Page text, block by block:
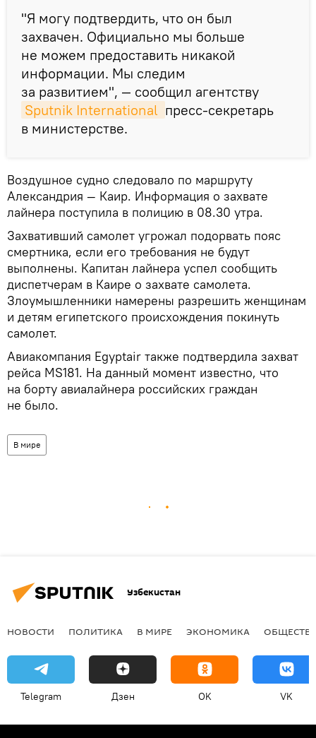
"Я могу подтвердить, что он был
захвачен. Официально мы больше
не можем предоставить никакой
информации. Мы следим
за развитием", — сообщил агентству
Sputnik International пресс-секретарь
в министерстве.
Воздушное судно следовало по маршруту
Александрия — Каир. Информация о захвате
лайнера поступила в полицию в 08.30 утра.
Захвативший самолет угрожал подорвать пояс
смертника, если его требования не будут
выполнены. Капитан лайнера успел сообщить
диспетчерам в Каире о захвате самолета.
Злоумышленники намерены разрешить женщинам
и детям египетского происхождения покинуть
самолет.
Авиакомпания Egyptair также подтвердила захват
рейса MS181. На данный момент известно, что
на борту авиалайнера российских граждан
не было.
В мире
Узбекистан
НОВОСТИ ПОЛИТИКА В МИРЕ ЭКОНОМИКА
Telegram Дзен OK VK